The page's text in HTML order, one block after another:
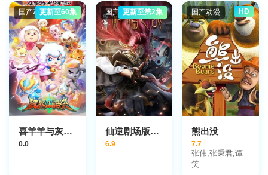
国产动漫更新至60集
喜羊羊与灰太狼之破界山海诀
0.0
国产动漫更新至第2集
仙逆剧场版神临之战
6.9
国产动漫 HD
熊出没
7.7
张伟,张秉君,谭
笑